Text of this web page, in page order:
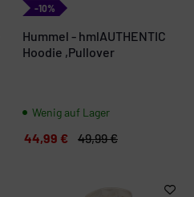
-10%
Hummel - hmlAUTHENTIC
Hoodie ,Pullover
Wenig auf Lager
44,99 € 49,99 €